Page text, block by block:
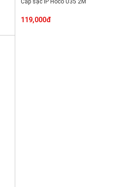
Cáp sạc IP Hoco U35 2M
119,000đ